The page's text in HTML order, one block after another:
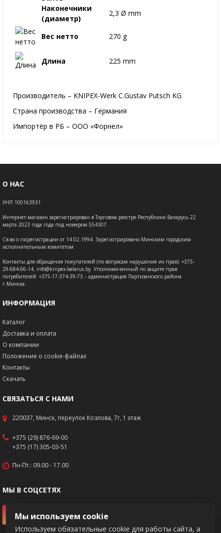
Наконечники
(диаметр)
2,3 Ø mm
Вес нетто 270 g
Длина 225 mm
Производитель – KNIPEX-Werk C.Gustav Putsch KG
Страна производства – Германия
Импортёр в РБ – ООО «Форнел»
О НАС
УНП 100163931
Интернет-магазин зарегистрирован в Торговом реестре Республики Беларусь 22
марта 2023 года года под номером 554307.
Св-во о госрегистрации от 14.02.1994. Зарегистрировано Минским городским
исполнительным комитетом
Контакты для обращения покупателей (по вопросам нарушения их прав): +375-
29-684-06-14, info@knipex-belarus.by Уполномоченный по защите прав
потребителей: +375-17-374-39-73 – администрация Партизанского района
г.Минска.
ИНФОРМАЦИЯ
Каталог
Доставка и оплата
О компании
Положение о cookie-файлах
Контакты
Скачать
СВЯЗАТЬСЯ С НАМИ
220037, Минск, переулок Козлова, 7г, 1 этаж
+375 (29) 876-69-00
+375 (17) 305-03-51
Пн-Пт.: 09.00 - 17.00
МЫ В СОЦСЕТЯХ
Мы используем cookie
Используем обязательные cookie для работы сайта, а